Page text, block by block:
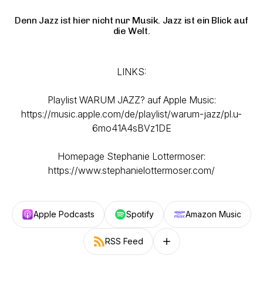
Denn Jazz ist hier nicht nur Musik. Jazz ist ein Blick auf
die Welt.
LINKS:
Playlist WARUM JAZZ? auf Apple Music:
https://music.apple.com/de/playlist/warum-jazz/pl.u-
6mo41A4sBVz1DE
Homepage Stephanie Lottermoser:
https://www.stephanielottermoser.com/
Apple Podcasts Spotify Amazon Music
RSS Feed Follow on other platforms